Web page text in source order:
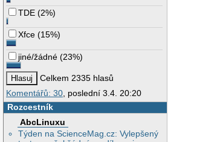
TDE (2%)
Xfce (15%)
jiné/žádné (23%)
Celkem 2335 hlasů
Komentářů: 30, poslední 3.4. 20:20
Rozcestník
AbcLinuxu
Týden na ScienceMag.cz: Vylepšený